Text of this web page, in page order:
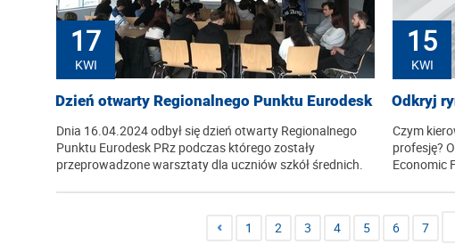
17
KWI
Dzień otwarty Regionalnego Punktu Eurodesk
Dnia 16.04.2024 odbył się dzień otwarty Regionalnego
Punktu Eurodesk PRz podczas którego zostały
przeprowadzone warsztaty dla uczniów szkół średnich.
15
KWI
Odkryj
Czym
profesję?
Economic
1 2 3 4 5 6 7